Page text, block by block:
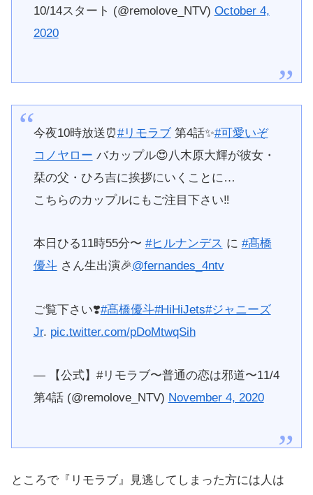
10/14スタート (@remolove_NTV) October 4,
2020
今夜10時放送⏰#リモラブ第4話✨#可愛いぞ
コノヤロー バカップル😍八木原大輝が彼女・
栞の父・ひろ吉に挨拶にいくことに…
こちらのカップルにもご注目下さい‼️
本日ひる11時55分〜 #ヒルナンデス に #髙橋
優斗さん生出演🎉@fernandes_4ntv
ご覧下さい❣️#髙橋優斗#HiHiJets#ジャニーズ
Jr. pic.twitter.com/pDoMtwqSih
— 【公式】#リモラブ〜普通の恋は邪道〜11/4
第4話 (@remolove_NTV) November 4, 2020
ところで『リモラブ』見逃してしまった方には人は